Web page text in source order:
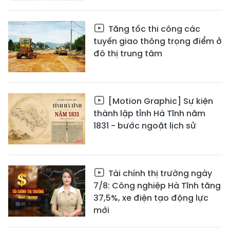
Tăng tốc thi công các
tuyến giao thông trọng điểm ở
đô thị trung tâm
[Motion Graphic] Sự kiện
thành lập tỉnh Hà Tĩnh năm
1831 - bước ngoặt lịch sử
Tài chính thị trường ngày
7/8: Công nghiệp Hà Tĩnh tăng
37,5%, xe điện tạo động lực
mới